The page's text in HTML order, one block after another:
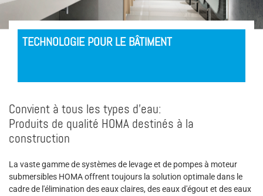
TECHNOLOGIE POUR LE BÂTIMENT
Convient à tous les types d'eau:
Produits de qualité HOMA destinés à la
construction
La vaste gamme de systèmes de levage et de pompes à moteur
submersibles HOMA offrent toujours la solution optimale dans le
cadre de l'élimination des eaux claires, des eaux d'égout et des eaux